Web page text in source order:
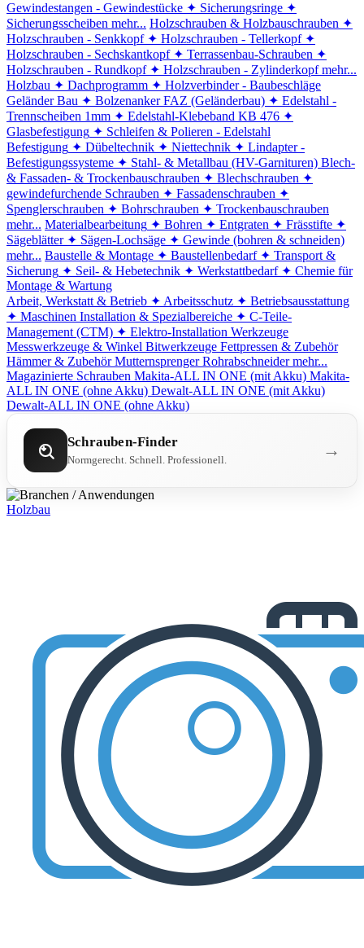
Gewindestangen - Gewindestücke ✦ Sicherungsringe ✦
Sicherungsscheiben mehr... Holzschrauben & Holzbauschrauben ✦
Holzschrauben - Senkkopf ✦ Holzschrauben - Tellerkopf ✦
Holzschrauben - Sechskantkopf ✦ Terrassenbau-Schrauben ✦
Holzschrauben - Rundkopf ✦ Holzschrauben - Zylinderkopf mehr...
Holzbau ✦ Dachprogramm ✦ Holzverbinder - Baubeschläge
Geländer Bau ✦ Bolzenanker FAZ (Geländerbau) ✦ Edelstahl -
Trennscheiben 1mm ✦ Edelstahl-Klebeband KB 476 ✦
Glasbefestigung ✦ Schleifen & Polieren - Edelstahl
Befestigung ✦ Dübeltechnik ✦ Niettechnik ✦ Lindapter -
Befestigungssysteme ✦ Stahl- & Metallbau (HV-Garnituren) Blech-
& Fassaden- & Trockenbauschrauben ✦ Blechschrauben ✦
gewindefurchende Schrauben ✦ Fassadenschrauben ✦
Spenglerschrauben ✦ Bohrschrauben ✦ Trockenbauschrauben
mehr... Materialbearbeitung ✦ Bohren ✦ Entgraten ✦ Frässtifte ✦
Sägeblätter ✦ Sägen-Lochsäge ✦ Gewinde (bohren & schneiden)
mehr... Baustelle & Montage ✦ Baustellenbedarf ✦ Transport &
Sicherung ✦ Seil- & Hebetechnik ✦ Werkstattbedarf ✦ Chemie für
Montage & Wartung
Arbeit, Werkstatt & Betrieb ✦ Arbeitsschutz ✦ Betriebsausstattung
✦ Maschinen Installation & Spezialbereiche ✦ C-Teile-
Management (CTM) ✦ Elektro-Installation Werkzeuge
Messwerkzeuge & Winkel Bitwerkzeuge Fettpressen & Zubehör
Hämmer & Zubehör Mutternsprenger Rohrabschneider mehr...
Magazinierte Schrauben Makita-ALL IN ONE (mit Akku) Makita-
ALL IN ONE (ohne Akku) Dewalt-ALL IN ONE (mit Akku)
Dewalt-ALL IN ONE (ohne Akku)
Schrauben-Finder
Normgerecht. Schnell. Professionell. →
Holzbau